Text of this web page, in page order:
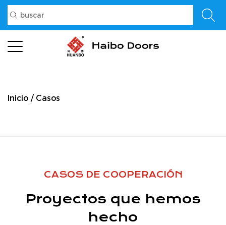
Inicio / Casos
CASOS DE COOPERACIÓN
Proyectos que hemos
hecho